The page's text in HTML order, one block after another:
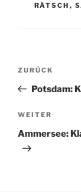
RÄTSCH ,
Vorheriger
Beitrag
ZURÜCK
Potsdam:
Nächster
Beitrag
WEITER
Ammersee: